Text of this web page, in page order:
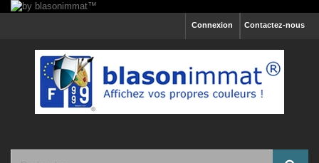
Contactez-nous
Connexion